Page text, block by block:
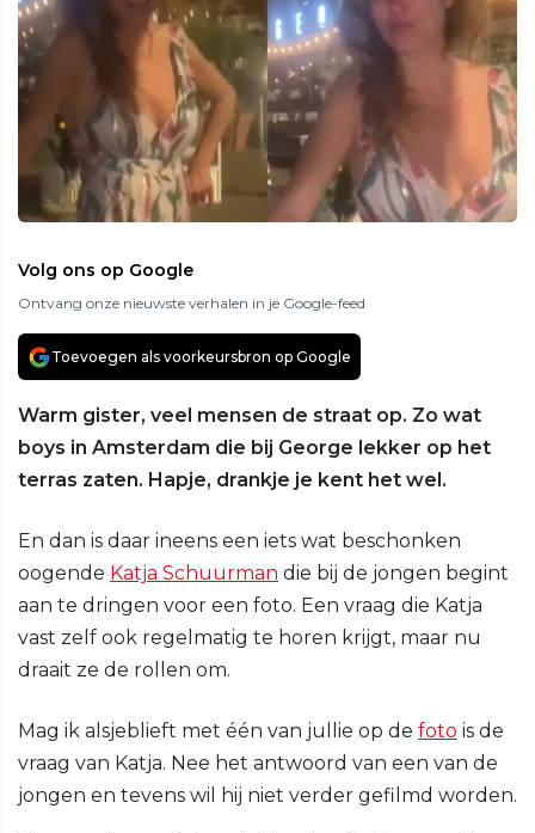
Volg ons op Google
Ontvang onze nieuwste verhalen in je Google-feed
Toevoegen als voorkeursbron op Google
Warm gister, veel mensen de straat op. Zo wat
boys in Amsterdam die bij George lekker op het
terras zaten. Hapje, drankje je kent het wel.
En dan is daar ineens een iets wat beschonken
oogende Katja Schuurman die bij de jongen begint
aan te dringen voor een foto. Een vraag die Katja
vast zelf ook regelmatig te horen krijgt, maar nu
draait ze de rollen om.
Mag ik alsjeblieft met één van jullie op de foto is de
vraag van Katja. Nee het antwoord van een van de
jongen en tevens wil hij niet verder gefilmd worden.